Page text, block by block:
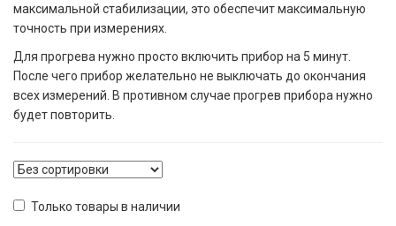
максимальной стабилизации, это обеспечит максимальную
точность при измерениях.
Для прогрева нужно просто включить прибор на 5 минут.
После чего прибор желательно не выключать до окончания
всех измерений. В противном случае прогрев прибора нужно
будет повторить.
Только товары в наличии